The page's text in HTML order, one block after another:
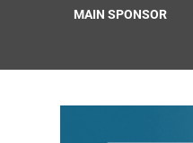
MAIN SPONSOR